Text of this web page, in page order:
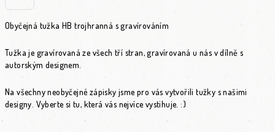
Obyčejná tužka HB trojhranná s gravírováním
Tužka je gravírovaná ze všech tří stran, gravírovaná u nás v dílně s
autorským designem.
Na všechny neobyčejné zápisky jsme pro vás vytvořili tužky s našimi
designy. Vyberte si tu, která vás nejvíce vystihuje. :)